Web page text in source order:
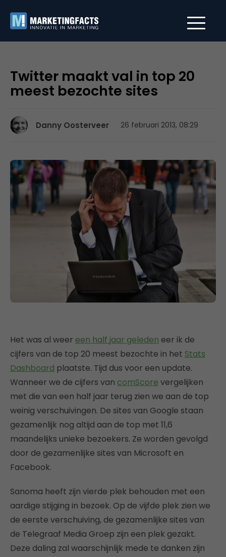
Twitter maakt val in top 20
meest bezochte sites
Danny Oosterveer 26 februari 2013, 08:29
Het was al weer een half jaar geleden eer ik de
cijfers van de top 20 meest bezochte in het Stats
Dashboard plaatste. Tijd dus voor een update.
Wanneer we de cijfers van comScore vergelijken
met die van een half jaar terug zien we aan de top
weinig verschuivingen. De sites van Google staan
gezamenlijk nog altijd aan de top met 11,6
maandelijks unieke bezoekers. Ze worden gevolgd
door de gezamenlijke sites van Microsoft en
Facebook.
Sanoma heeft zijn vierde plek behouden met een
aardige stijging in bezoek. Op de vijfde plek zien we
de eerste verschuiving, de gezamenlijke sites van
de Telegraaf Media Groep zijn een plek gezakt.
Deze daling zal waarschijnlijk mede te danken zijn